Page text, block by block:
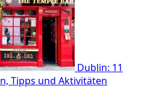
Dublin: 11
Tipps und Aktivitäten